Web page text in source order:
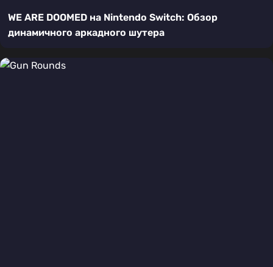
WE ARE DOOMED на Nintendo Switch: Обзор
динамичного аркадного шутера